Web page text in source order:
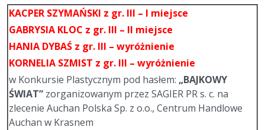
KACPER SZYMAŃSKI z gr. III – I miejsce
GABRYSIA KLOC z gr. III – II miejsce
HANIA DYBAŚ z gr. III – wyróżnienie
KORNELIA SZMIST z gr. III – wyróżnienie
w Konkursie Plastycznym pod hasłem: „BAJKOWY
ŚWIAT” zorganizowanym przez SAGIER PR s. c. na
zlecenie Auchan Polska Sp. z o.o., Centrum Handlowe
Auchan w Krasnem